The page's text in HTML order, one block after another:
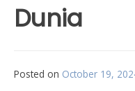
Dunia
Posted on October 19,